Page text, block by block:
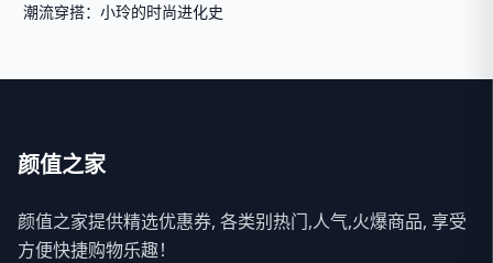
潮流穿搭：小玲的时尚进化史
颜值之家
颜值之家提供精选优惠券, 各类别热门,人气,火爆商品, 享受
方便快捷购物乐趣！